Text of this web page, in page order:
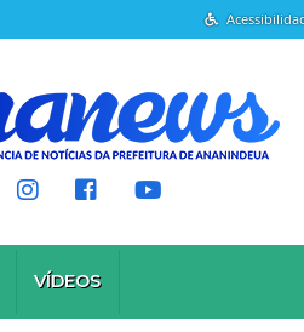
VÍDEOS